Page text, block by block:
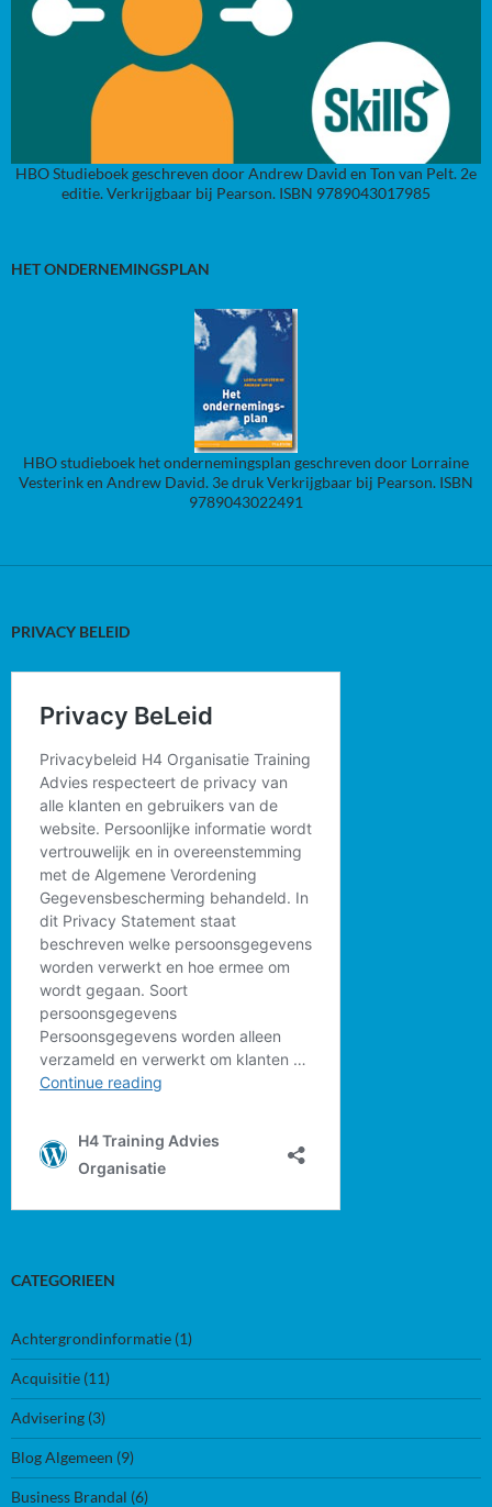
HBO Studieboek geschreven door Andrew David en Ton van Pelt. 2e
editie. Verkrijgbaar bij Pearson. ISBN 9789043017985
HET ONDERNEMINGSPLAN
HBO studieboek het ondernemingsplan geschreven door Lorraine
Vesterink en Andrew David. 3e druk Verkrijgbaar bij Pearson. ISBN
9789043022491
PRIVACY BELEID
CATEGORIEEN
Achtergrondinformatie (1)
Acquisitie (11)
Advisering (3)
Blog Algemeen (9)
Business Brandal (6)